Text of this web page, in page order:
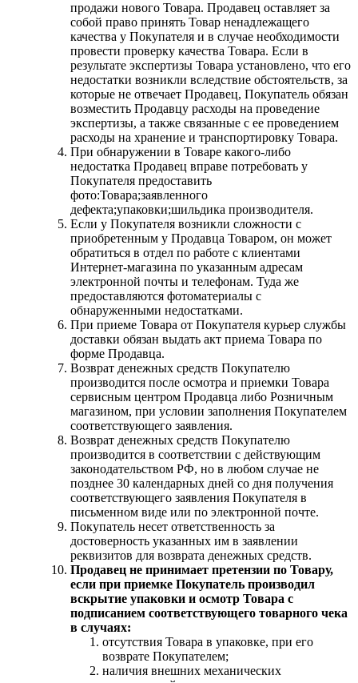
продажи нового Товара. Продавец оставляет за
собой право принять Товар ненадлежащего
качества у Покупателя и в случае необходимости
провести проверку качества Товара. Если в
результате экспертизы Товара установлено, что его
недостатки возникли вследствие обстоятельств, за
которые не отвечает Продавец, Покупатель обязан
возместить Продавцу расходы на проведение
экспертизы, а также связанные с ее проведением
расходы на хранение и транспортировку Товара.
При обнаружении в Товаре какого-либо
недостатка Продавец вправе потребовать у
Покупателя предоставить
фото:Товара;заявленного
дефекта;упаковки;шильдика производителя.
Если у Покупателя возникли сложности с
приобретенным у Продавца Товаром, он может
обратиться в отдел по работе с клиентами
Интернет-магазина по указанным адресам
электронной почты и телефонам. Туда же
предоставляются фотоматериалы с
обнаруженными недостатками.
При приеме Товара от Покупателя курьер службы
доставки обязан выдать акт приема Товара по
форме Продавца.
Возврат денежных средств Покупателю
производится после осмотра и приемки Товара
сервисным центром Продавца либо Розничным
магазином, при условии заполнения Покупателем
соответствующего заявления.
Возврат денежных средств Покупателю
производится в соответствии с действующим
законодательством РФ, но в любом случае не
позднее 30 календарных дней со дня получения
соответствующего заявления Покупателя в
письменном виде или по электронной почте.
Покупатель несет ответственность за
достоверность указанных им в заявлении
реквизитов для возврата денежных средств.
Продавец не принимает претензии по Товару,
если при приемке Покупатель производил
вскрытие упаковки и осмотр Товара с
подписанием соответствующего товарного чека
в случаях:
отсутствия Товара в упаковке, при его
возврате Покупателем;
наличия внешних механических